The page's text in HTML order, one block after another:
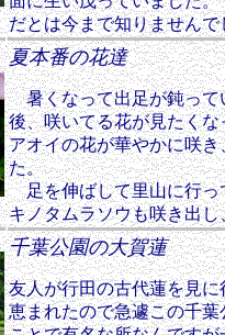
だとは今まで知りませんで
夏本番の花達
暑くなって出足が鈍って
後、咲いてる花が見たく
アオイの花が華やかに咲
た。
足を伸ばして里山に行っ
キノタムラソウも咲き出
千葉公園の大賀蓮
友人が行田の古代蓮を見
恵まれたので急遽この千